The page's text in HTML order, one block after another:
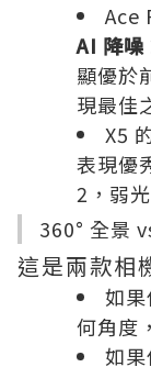
Ace
AI 降噪
顯優於
現最佳
X5
表現優
2，弱
360° 全景
這是兩款相
如
何角度
如